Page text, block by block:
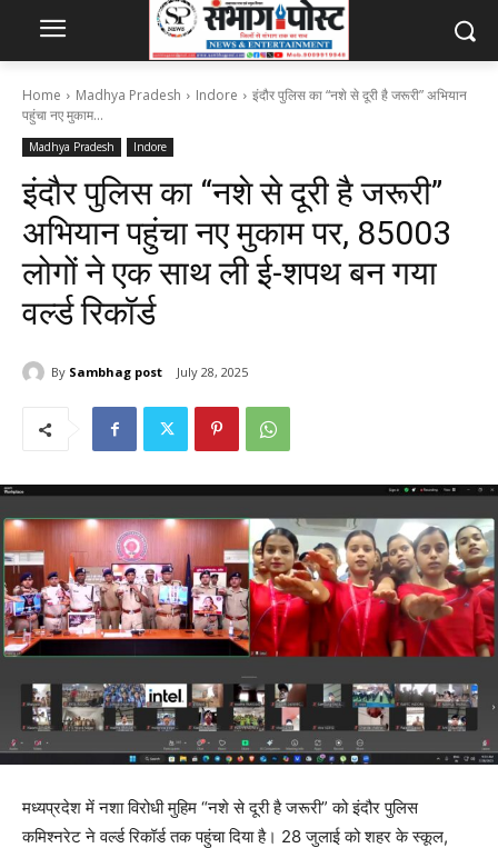
Home Madhya Pradesh Indore
इंदौर पुलिस का “नशे से दूरी है जरूरी” अभियान
पहुंचा नए मुकाम...
Madhya Pradesh Indore
इंदौर पुलिस का “नशे से दूरी है जरूरी”
अभियान पहुंचा नए मुकाम पर, 85003
लोगों ने एक साथ ली ई-शपथ बन गया
वर्ल्ड रिकॉर्ड
By Sambhag post July 28, 2025
मध्यप्रदेश में नशा विरोधी मुहिम “नशे से दूरी है जरूरी” को इंदौर पुलिस
कमिश्नरेट ने वर्ल्ड रिकॉर्ड तक पहुंचा दिया है। 28 जुलाई को शहर के स्कूल,